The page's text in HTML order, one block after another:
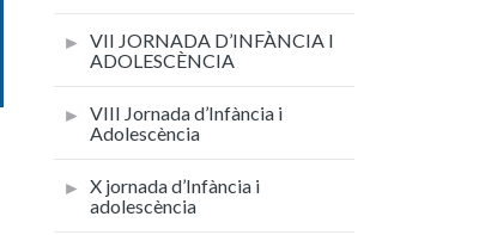
VII JORNADA D’INFÀNCIA I
ADOLESCÈNCIA
VIII Jornada d’Infància i
Adolescència
X jornada d’Infància i
adolescència